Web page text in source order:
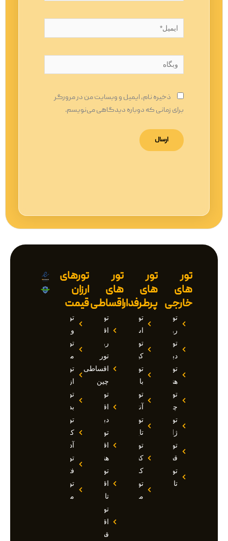
ایمیل*
وبگاه
ذخیره نام، ایمیل و وبسایت من در مرورگر
برای زمانی که دوباره دیدگاهی می‌نویسم.
تور
های
خارجی
تور
روسیه
تور
دبی
تور
هند
تور
چین
تور
ژاپن
تور
قطر
تور
تاجیکستان
تور
های
پرطرفدار
تور
استانبول
تور
کیش
تور
بالی
تور
آنتالیا
تور
تایلند
تور
کشتی
کروز
تور
مالدیو
تور
های
اقساطی
تور
اقساطی
روسیه
تور
اقساطی
چین
تور
اقساطی
دبی
تور
اقساطی
هند
تور
اقساطی
تاجیکستان
تور
اقساطی
قطر
تورهای
ارزان
قیمت
تور
وان
تور
مارماریس
تور
ازمیر
تور
بدروم
تور
کوش
آداسی
تور
فتحیه
تور
مالزی